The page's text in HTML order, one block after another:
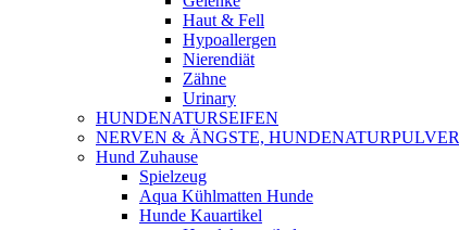
Haut & Fell
Hypoallergen
Nierendiät
Zähne
Urinary
HUNDENATURSEIFEN
NERVEN & ÄNGSTE, HUNDENATURPULVER
Hund Zuhause
Spielzeug
Aqua Kühlmatten Hunde
Hunde Kauartikel